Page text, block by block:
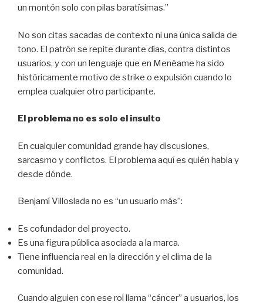
un montón solo con pilas baratísimas.”
No son citas sacadas de contexto ni una única salida de
tono. El patrón se repite durante días, contra distintos
usuarios, y con un lenguaje que en Menéame ha sido
históricamente motivo de strike o expulsión cuando lo
emplea cualquier otro participante.
El problema no es solo el insulto
En cualquier comunidad grande hay discusiones,
sarcasmo y conflictos. El problema aquí es quién habla y
desde dónde.
Benjamí Villoslada no es “un usuario más”:
Es cofundador del proyecto.
Es una figura pública asociada a la marca.
Tiene influencia real en la dirección y el clima de la
comunidad.
Cuando alguien con ese rol llama “cáncer” a usuarios, los